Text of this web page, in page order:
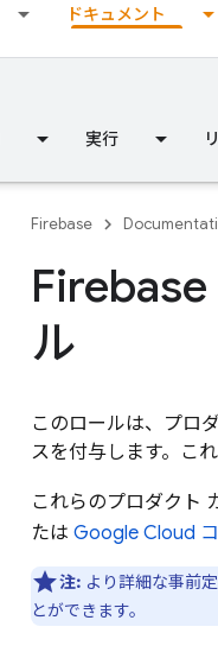
ドキュメント
実行
Firebase
ル
このロールは、プロ
スを付与します。こ
これらのプロダクト
たは Google Cloud
注: より詳細な事前
とができます。